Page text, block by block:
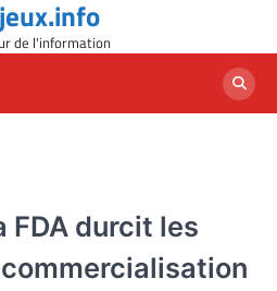
de l'information
FDA durcit les